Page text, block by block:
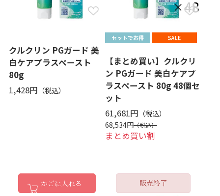
クルクリン PGガード 美
白ケアプラスペースト
80g
1,428円
かごに入れる
【まとめ買い】クルクリ
ン PGガード 美白ケアプ
ラスペースト 80g 48個セ
ット
61,681円
68,534円
まとめ買い割
販売終了